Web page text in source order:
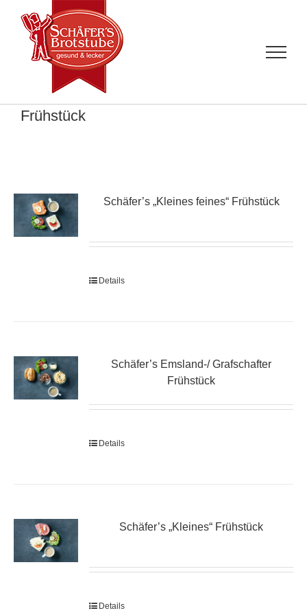
Inhalt
springen
Frühstück
Schäfer’s „Kleines feines“ Frühstück
Details
Schäfer’s Emsland-/ Grafschafter
Frühstück
Details
Schäfer’s „Kleines“ Frühstück
Details